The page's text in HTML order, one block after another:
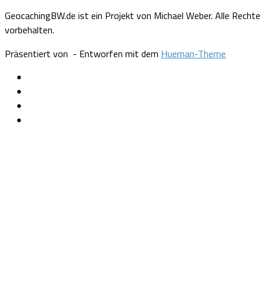
GeocachingBW.de ist ein Projekt von Michael Weber. Alle Rechte
vorbehalten.
Präsentiert von - Entworfen mit dem Hueman-Theme